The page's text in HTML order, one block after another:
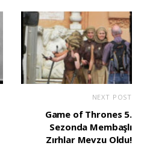
NEXT POST
Game of Thrones 5.
Sezonda Membaşlı
Zırhlar Mevzu Oldu!